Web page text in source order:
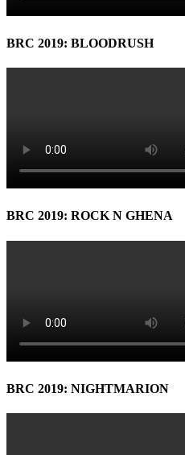
BRC 2019: BLOODRUSH
BRC 2019: ROCK N GHENA
BRC 2019: NIGHTMARION